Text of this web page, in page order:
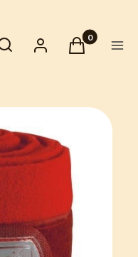
Otwórz wyszukiwarkę
Szukaj Zaloguj sięProdukty w
Koszyk